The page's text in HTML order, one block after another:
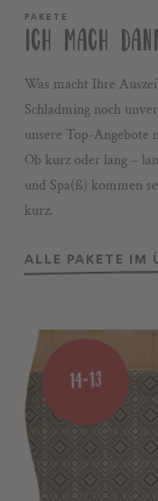
PAKETE
ICH MACH
Was macht Ihre
Schladming noch
unsere Top-Angebote
Ob kurz oder lang –
und Spa(ß) kommen
kurz.
ALLE PAKETE IM
14=13